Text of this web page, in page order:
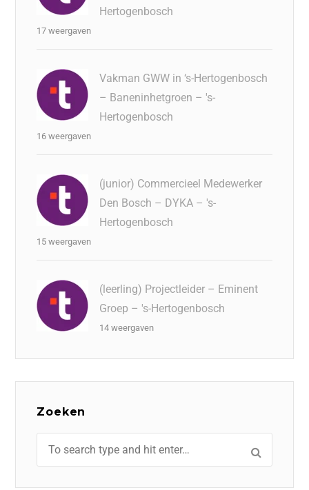
Hertogenbosch
17 weergaven
Vakman GWW in ‘s-Hertogenbosch
– Baneninhetgroen – 's-
Hertogenbosch
16 weergaven
(junior) Commercieel Medewerker
Den Bosch – DYKA – 's-
Hertogenbosch
15 weergaven
(leerling) Projectleider – Eminent
Groep – 's-Hertogenbosch
14 weergaven
Zoeken